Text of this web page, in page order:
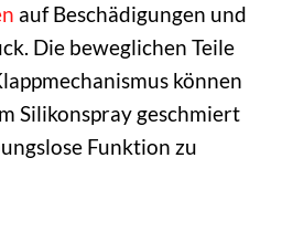
auf Beschädigungen und
Die beweglichen Teile
können
Silikonspray geschmiert
Funktion zu